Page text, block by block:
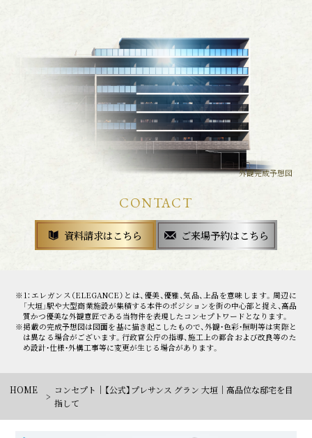
外観完成予想図
CONTACT
資料請求はこちら ご来場予約はこちら
※1：エレガンス（ELEGANCE）とは、優美、優雅、気品、上品を意味します。周辺に
「大垣」駅や大型商業施設が集積する本件のポジションを街の中心部と捉え、高品
質かつ優美な外観意匠である当物件を表現したコンセプトワードとなります。
※掲載の完成予想図は図面を基に描き起こしたもので、外観・色彩・照明等は実際と
は異なる場合がございます。行政官公庁の指導、施工上の都合および改良等のた
め設計・仕様・外構工事等に変更が生じる場合があります。
HOME
コンセプト｜【公式】プレサンス グラン 大垣｜高品位な邸宅を目
指して